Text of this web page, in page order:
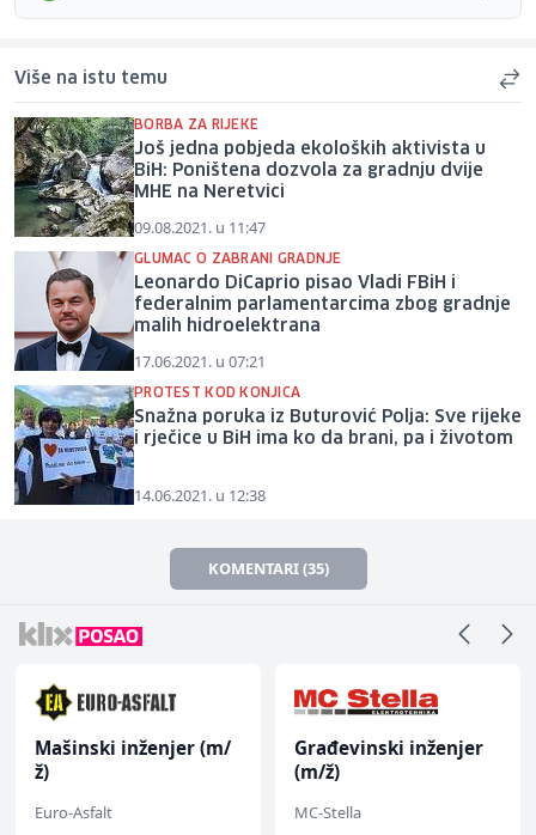
Više na istu temu
BORBA ZA RIJEKE
Još jedna pobjeda ekoloških aktivista u
BiH: Poništena dozvola za gradnju dvije
MHE na Neretvici
09.08.2021. u 11:47
GLUMAC O ZABRANI GRADNJE
Leonardo DiCaprio pisao Vladi FBiH i
federalnim parlamentarcima zbog gradnje
malih hidroelektrana
17.06.2021. u 07:21
PROTEST KOD KONJICA
Snažna poruka iz Buturović Polja: Sve rijeke
i rječice u BiH ima ko da brani, pa i životom
14.06.2021. u 12:38
KOMENTARI (35)
Mašinski inženjer (m/
ž)
Euro-Asfalt
Građevinski inženjer
(m/ž)
MC-Stella